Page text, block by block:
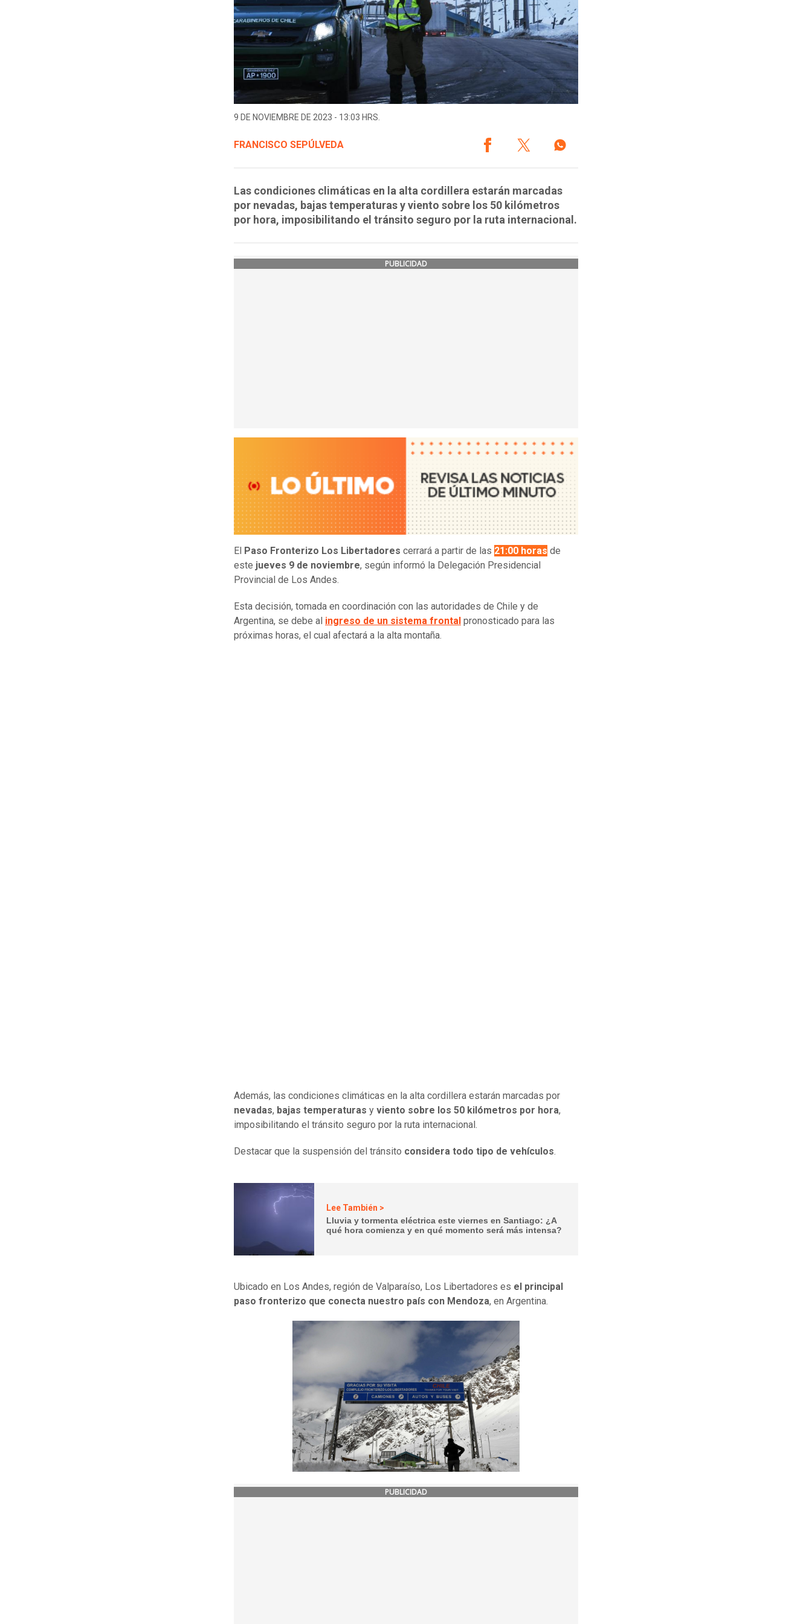
9 DE NOVIEMBRE DE 2023 - 13:03 HRS.
FRANCISCO SEPÚLVEDA
Las condiciones climáticas en la alta cordillera estarán marcadas
por nevadas, bajas temperaturas y viento sobre los 50 kilómetros
por hora, imposibilitando el tránsito seguro por la ruta internacional.
PUBLICIDAD
El Paso Fronterizo Los Libertadores cerrará a partir de las 21:00 horas de
este jueves 9 de noviembre, según informó la Delegación Presidencial
Provincial de Los Andes.
Esta decisión, tomada en coordinación con las autoridades de Chile y de
Argentina, se debe al ingreso de un sistema frontal pronosticado para las
próximas horas, el cual afectará a la alta montaña.
Además, las condiciones climáticas en la alta cordillera estarán marcadas por
nevadas, bajas temperaturas y viento sobre los 50 kilómetros por hora,
imposibilitando el tránsito seguro por la ruta internacional.
Destacar que la suspensión del tránsito considera todo tipo de vehículos
Lee También >
Lluvia y tormenta eléctrica este viernes en Santiago: ¿A
qué hora comienza y en qué momento será más intensa?
Ubicado en Los Andes, región de Valparaíso, Los Libertadores es el principal
paso fronterizo que conecta nuestro país con Mendoza, en Argentina.
PUBLICIDAD